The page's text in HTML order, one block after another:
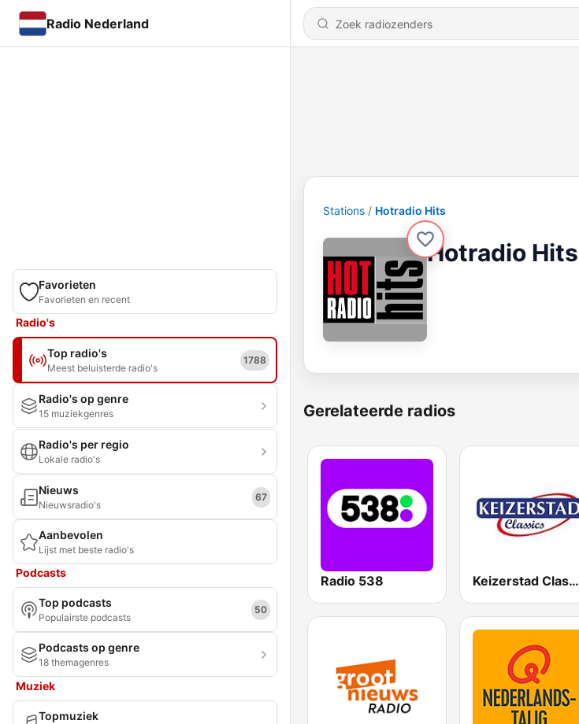
Radio Nederland
Favorieten
Favorieten en recent
Radio's
Top radio's
Meest beluisterde radio's
1788
Radio's op genre
15 muziekgenres
Radio's per regio
Lokale radio's
Nieuws
Nieuwsradio's
67
Aanbevolen
Lijst met beste radio's
Podcasts
Top podcasts
Populairste podcasts
50
Podcasts op genre
18 themagenres
Muziek
Topmuziek
Stations Hotradio Hits
Hotradio Hits
Gerelateerde radios
Radio 538 Keizerstad Classics